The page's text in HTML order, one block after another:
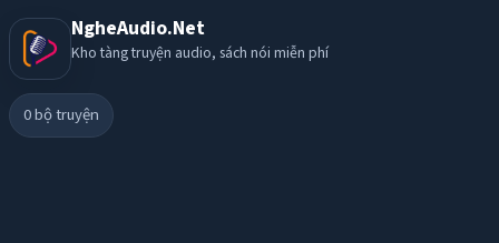
NgheAudio.Net
Kho tàng truyện audio, sách nói miễn phí
0bộ truyện